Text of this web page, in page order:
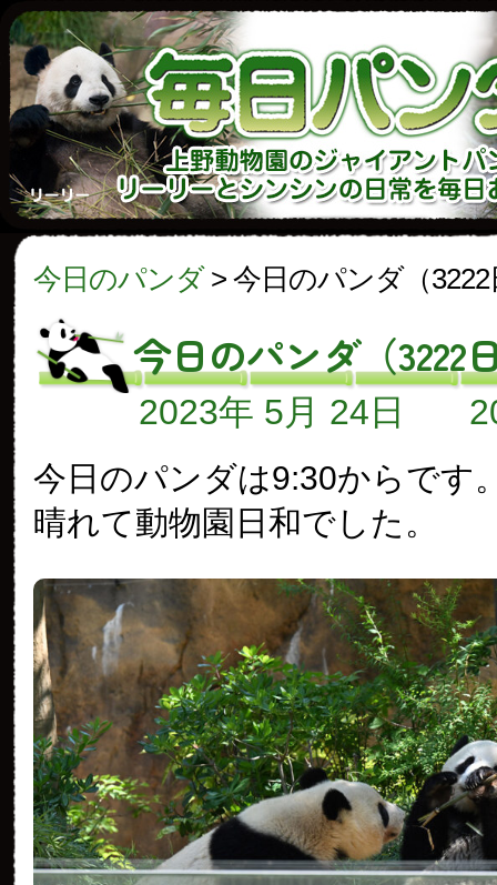
今日のパンダ> 今日のパンダ（3222
今日のパンダ（3222
2023年 5月 24日
今日のパンダは9:30からです
晴れて動物園日和でした。